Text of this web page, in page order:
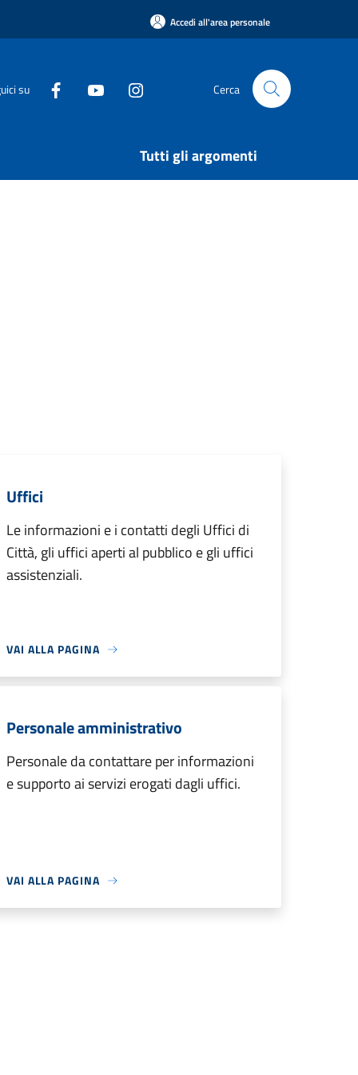
Accedi all'area personale
su Cerca
Tutti gli argomenti
Uffici
Le informazioni e i contatti degli Uffici di
Città, gli uffici aperti al pubblico e gli uffici
assistenziali.
VAI ALLA PAGINA
Personale amministrativo
Personale da contattare per informazioni
e supporto ai servizi erogati dagli uffici.
VAI ALLA PAGINA